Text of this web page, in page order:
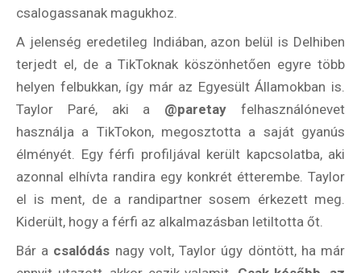
csalogassanak magukhoz.
A jelenség eredetileg Indiában, azon belül is Delhiben
terjedt el, de a TikToknak köszönhetően egyre több
helyen felbukkan, így már az Egyesült Államokban is.
Taylor Paré, aki a @paretay felhasználónevet
használja a TikTokon, megosztotta a saját gyanús
élményét. Egy férfi profiljával került kapcsolatba, aki
azonnal elhívta randira egy konkrét étterembe. Taylor
el is ment, de a randipartner sosem érkezett meg.
Kiderült, hogy a férfi az alkalmazásban letiltotta őt.
Bár a csalódás nagy volt, Taylor úgy döntött, ha már